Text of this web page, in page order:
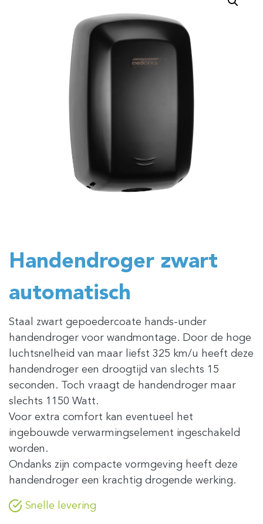
Handendroger zwart
automatisch
Staal zwart gepoedercoate hands-under
handendroger voor wandmontage. Door de hoge
luchtsnelheid van maar liefst 325 km/u heeft deze
handendroger een droogtijd van slechts 15
seconden. Toch vraagt de handendroger maar
slechts 1150 Watt.
Voor extra comfort kan eventueel het
ingebouwde verwarmingselement ingeschakeld
worden.
Ondanks zijn compacte vormgeving heeft deze
handendroger een krachtig drogende werking.
Snelle levering